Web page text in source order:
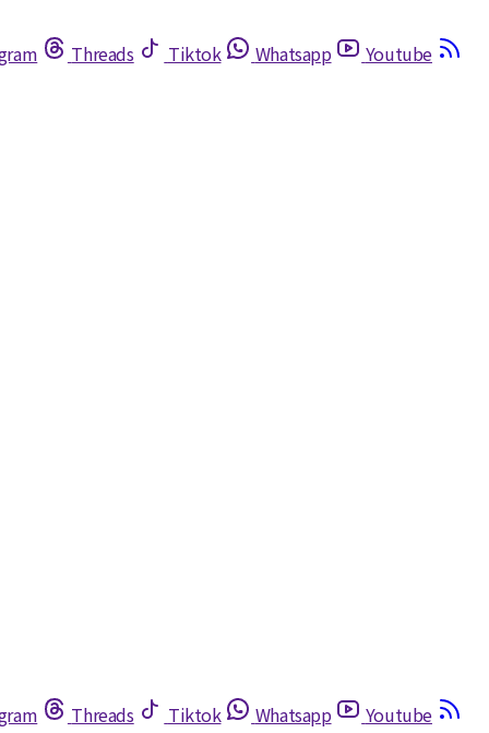
Threads Tiktok Whatsapp Youtube
Threads Tiktok Whatsapp Youtube